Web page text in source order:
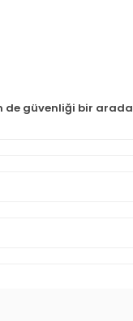
de güvenliği bir arada